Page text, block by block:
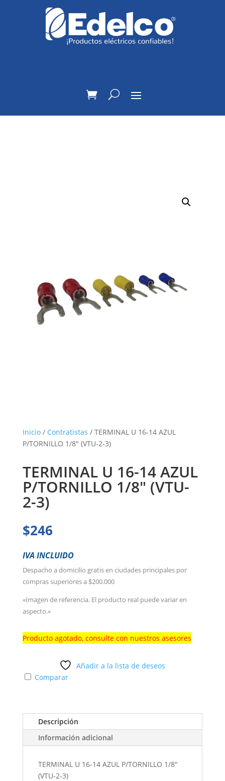
Inicio/ Contratistas / TERMINAL U 16-14 AZUL
P/TORNILLO 1/8″ (VTU-2-3)
TERMINAL U 16-14 AZUL
P/TORNILLO 1/8″ (VTU-
2-3)
$246
IVA INCLUIDO
Despacho a domicilio gratis en ciudades principales por
compras superiores a $200.000
«Imagen de referencia. El producto real puede variar en
aspecto.»
Producto agotado, consulte con nuestros asesores
Añadir a la lista de deseos
Comparar
Descripción
Información adicional
TERMINAL U 16-14 AZUL P/TORNILLO 1/8"
(VTU-2-3)